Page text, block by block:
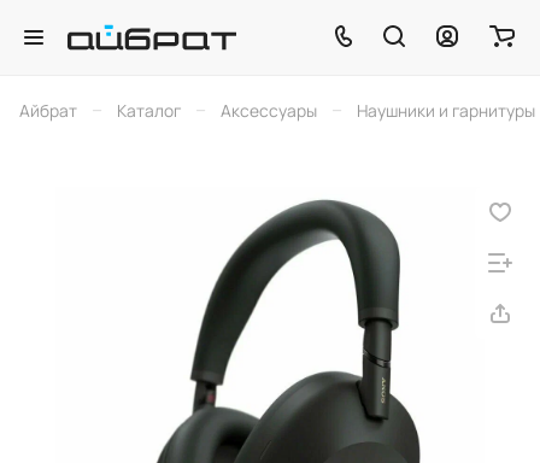
Айбрат – Каталог – Аксессуары – Наушники и гарнитуры